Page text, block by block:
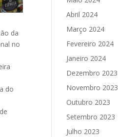
da
no
do
Abril 2024
Março 2024
Fevereiro 2024
Janeiro 2024
Dezembro 2023
Novembro 2023
Outubro 2023
Setembro 2023
Julho 2023